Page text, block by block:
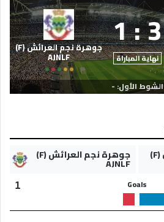
3
:
1
نهاية المباراة
جوهرة نجم العرائش (F)
AJNLF
الشوط الأول: -
جمعية لبؤات تطوان (F) جوهرة نجم العرائش (F)
AJNLF
Goals
1